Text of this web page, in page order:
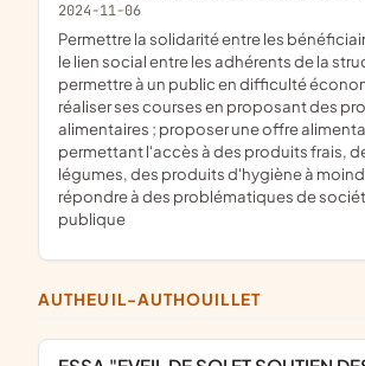
2024-11-06
permettre la solidarité entre les bénéficiaires ; favoriser
le lien social entre les adhérents de la
permettre à un public en difficulté
réaliser ses courses en proposant des
alimentaires ; proposer une offre
permettant l'accès à des produits frais,
légumes, des produits d'hygiène à
répondre à des problématiques de
publique
AUTHEUIL-AUTHOUILLET